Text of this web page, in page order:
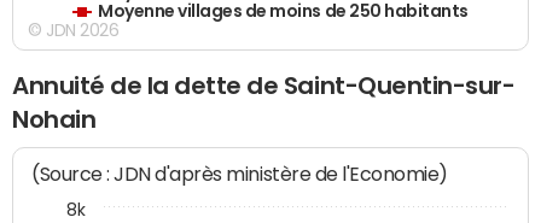
Moyenne villages de moins de 250 habitants
© JDN 2026
Annuité de la dette de Saint-Quentin-sur-
Nohain
(Source : JDN d'après ministère de l'Economie)
8k